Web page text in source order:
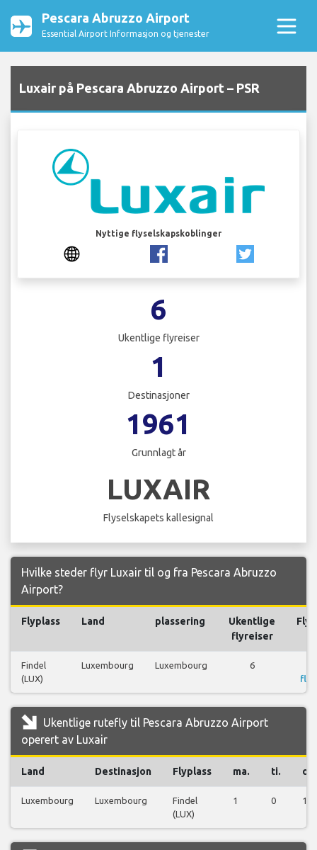
Pescara Abruzzo Airport
Essential Airport Informasjon og tjenester
Luxair på Pescara Abruzzo Airport – PSR
Nyttige flyselskapskoblinger
6
Ukentlige flyreiser
1
Destinasjoner
1961
Grunnlagt år
LUXAIR
Flyselskapets kallesignal
Hvilke steder flyr Luxair til og fra Pescara Abruzzo
Airport?
Flyplass Land plassering
Ukentlige
flyreiser
Findel
(LUX)
Luxembourg Luxembourg 6
Ukentlige rutefly til Pescara Abruzzo Airport
operert av Luxair
Land Destinasjon Flyplass ma. ti. on.
Luxembourg Luxembourg
Findel
(LUX)
1 0 1